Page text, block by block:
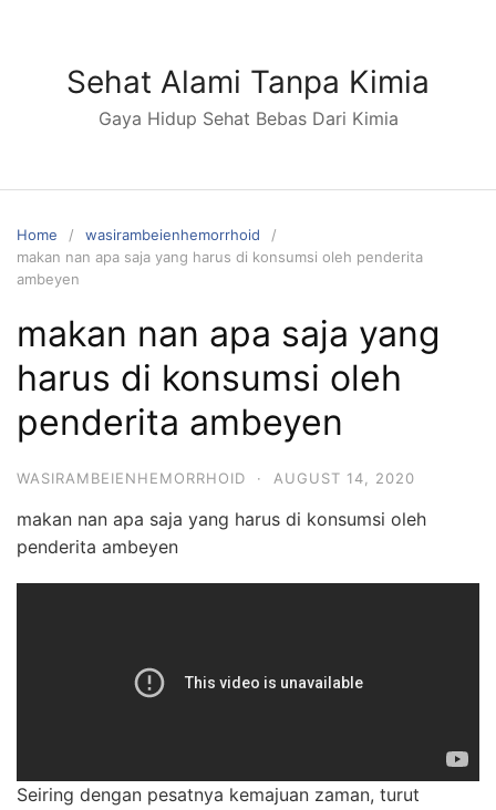
Sehat Alami Tanpa Kimia
Gaya Hidup Sehat Bebas Dari Kimia
Home
wasirambeienhemorrhoid
makan nan apa saja yang harus di konsumsi oleh penderita
ambeyen
makan nan apa saja yang
harus di konsumsi oleh
penderita ambeyen
WASIRAMBEIENHEMORRHOID · AUGUST 14, 2020
makan nan apa saja yang harus di konsumsi oleh
penderita ambeyen
Seiring dengan pesatnya kemajuan zaman, turut